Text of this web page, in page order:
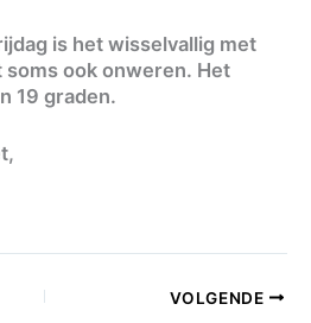
is het wisselvallig met
soms ook onweren. Het
19 graden.
VOLGENDE